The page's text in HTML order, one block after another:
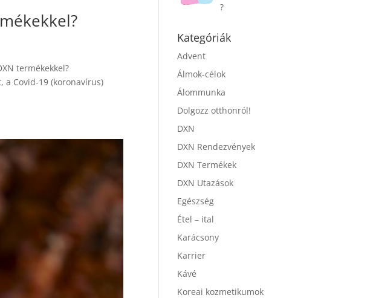
termékekkel?
a Covid-19 (koronavírus)
?
Kategóriák
Advent
Álmok-célok
Álommunka
Dolgozz otthonról!
DXN
DXN Rendezvények
DXN Termékek
DXN Utazások
Egészség
Étel – ital
Karácsony
Karrier
Kávé
Koreai kozmetikumok